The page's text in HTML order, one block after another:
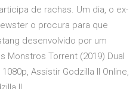
de rachas. Um dia, o ex-
o procura para que
desenvolvido por um
Monstros Torrent (2019) Dual
Assistir Godzilla II Online,